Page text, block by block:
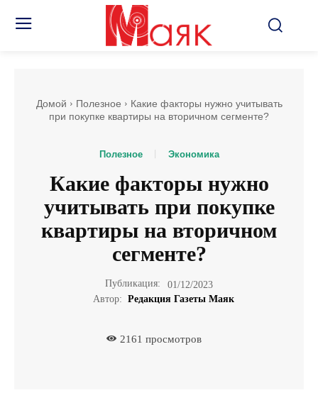
Домой Полезное
Какие факторы нужно учитывать
при покупке квартиры на вторичном сегменте?
Полезное Экономика
Какие факторы нужно
учитывать при покупке
квартиры на вторичном
сегменте?
Публикация:
01/12/2023
Автор: Редакция Газеты Маяк
2161 просмотров